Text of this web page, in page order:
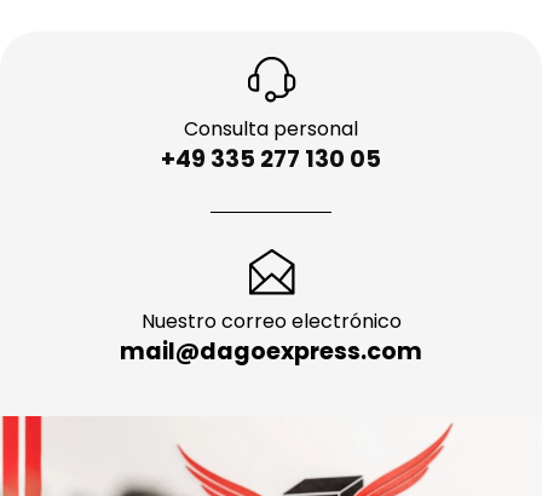
Consulta personal
+49 335 277 130 05
Nuestro correo electrónico
mail@dagoexpress.com